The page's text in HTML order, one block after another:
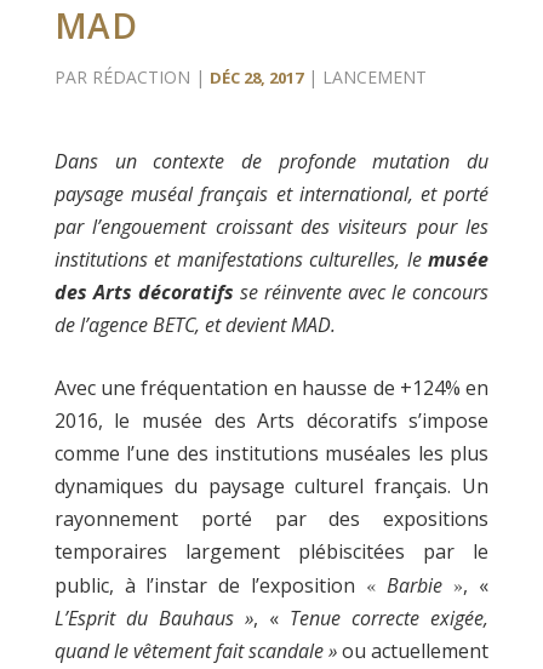
MAD
PAR RÉDACTION | DÉC 28, 2017| LANCEMENT
Dans un contexte de profonde mutation du
paysage muséal français et international, et porté
par l’engouement croissant des visiteurs pour les
institutions et manifestations culturelles, lemusée
des Arts décoratifs se réinvente avec le concours
de l’agence BETC, et devient MAD.
Avec une fréquentation en hausse de +124% en
2016, le musée des Arts décoratifs s’impose
comme l’une des institutions muséales les plus
dynamiques du paysage culturel français. Un
rayonnement porté par des expositions
temporaires largement plébiscitées par le
public, à l’instar de l’exposition « Barbie», «
L’Esprit du Bauhaus », « Tenue correcte exigée,
quand le vêtement fait scandale »ou actuellement